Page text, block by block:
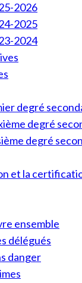
2026
2025
2024
degré
degré
degré
et la
ensemble
délégués
danger